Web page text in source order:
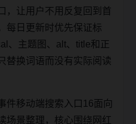
，让用户不用反复回到首
每日更新时优先保证标
、主题图、alt、title和正
替换词语而没有实际阅读
件移动端搜索入口16面向
场景整理，核心围绕网红